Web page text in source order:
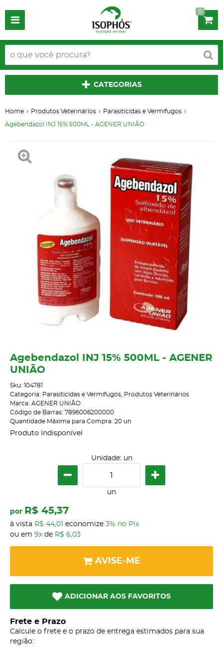
0
CATEGORIAS
Home Produtos Veterinários Parasiticidas e Vermífugos
Agebendazol INJ 15% 500ML - AGENER UNIÃO
Agebendazol INJ 15% 500ML - AGENER
UNIÃO
Sku: 104781
Categoria: Parasiticidas e Vermífugos
Produtos Veterinários
Marca: AGENER UNIÃO
Código de Barras: 7896006200000
Quantidade Máxima para Compra: 20 un
Produto Indisponível
Unidade: un
un
por R$ 45,37
à vista R$ 44,01 economize 3% no Pix
ou em 9x de R$ 6,03
AVISE-ME
ADICIONAR AOS FAVORITOS
Frete e Prazo
Calcule o frete e o prazo de entrega estimados para sua
região: